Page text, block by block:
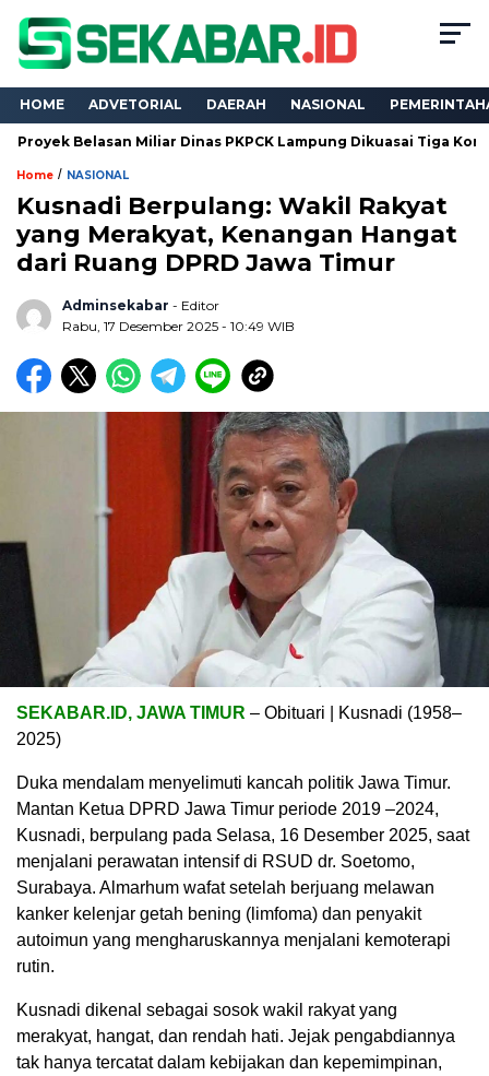
HOME ADVETORIAL DAERAH NASIONAL
Belasan Miliar Dinas PKPCK Lampung Dikuasai Tiga
Home / NASIONAL
Kusnadi Berpulang: Wakil Rakyat
yang Merakyat, Kenangan Hangat
dari Ruang DPRD Jawa Timur
Adminsekabar - Editor
Rabu, 17 Desember 2025 - 10:49 WIB
SEKABAR.ID, JAWA TIMUR – Obituari | Kusnadi (1958–
2025)
Duka mendalam menyelimuti kancah politik Jawa Timur.
Mantan Ketua DPRD Jawa Timur periode 2019 –2024,
Kusnadi, berpulang pada Selasa, 16 Desember 2025, saat
menjalani perawatan intensif di RSUD dr. Soetomo,
Surabaya. Almarhum wafat setelah berjuang melawan
kanker kelenjar getah bening (limfoma) dan penyakit
autoimun yang mengharuskannya menjalani kemoterapi
rutin.
Kusnadi dikenal sebagai sosok wakil rakyat yang
merakyat, hangat, dan rendah hati. Jejak pengabdiannya
tak hanya tercatat dalam kebijakan dan kepemimpinan,